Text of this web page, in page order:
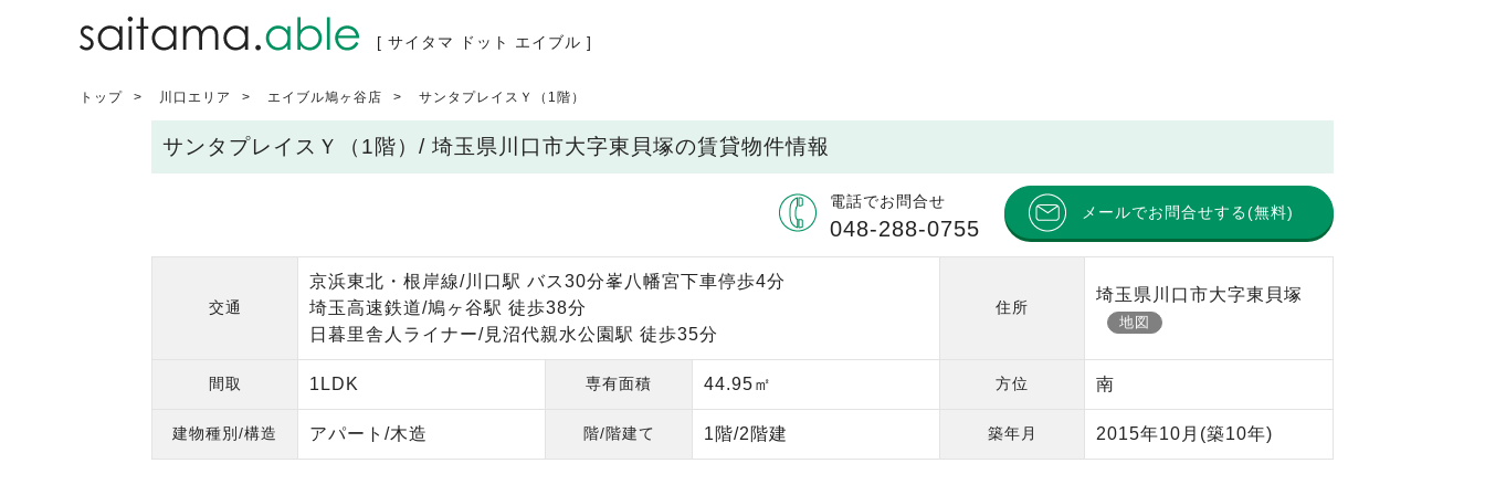
[ サイタマ ドット エイブル ]
トップ 川口エリア エイブル鳩ヶ谷店 サンタプレイスＹ（1階）
サンタプレイスＹ（1階）/ 埼玉県川口市大字東貝塚の賃貸物件情報
電話でお問合せ
048-288-0755
メールでお問合せする(無料)
交通
京浜東北・根岸線/川口駅 バス30分峯八幡宮下車停歩4分
埼玉高速鉄道/鳩ヶ谷駅 徒歩38分
日暮里舎人ライナー/見沼代親水公園駅 徒歩35分
住所
埼玉県川口市大字東貝塚
地図
間取 1LDK 専有面積 44.95㎡ 方位 南
建物種別/構造 アパート/木造 階/階建て 1階/2階建 築年月 2015年10月 (築10年)